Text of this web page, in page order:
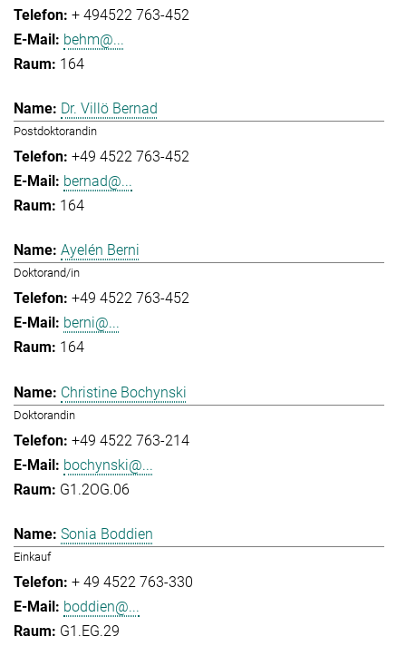
+ 494522 763-452
behm@...
164
Dr. Villö Bernad
Postdoktorandin
+49 4522 763-452
bernad@...
164
Ayelén Berni
Doktorand/in
+49 4522 763-452
berni@...
164
Christine Bochynski
Doktorandin
+49 4522 763-214
bochynski@...
G1.2OG.06
Sonia Boddien
Einkauf
+ 49 4522 763-330
boddien@...
G1.EG.29